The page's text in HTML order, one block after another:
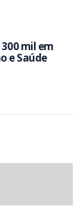
mil em
e Saúde